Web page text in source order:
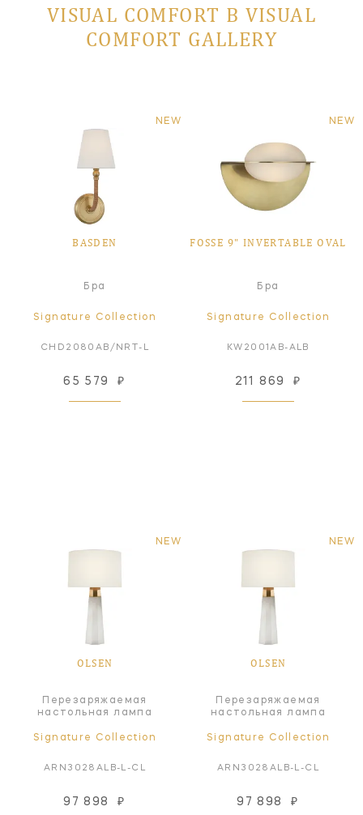
VISUAL COMFORT В VISUAL
COMFORT GALLERY
NEW
BASDEN
Бра
Signature Collection
CHD2080AB/NRT-L
65 579 ₽
NEW
FOSSE 9" INVERTABLE OVAL
Бра
Signature Collection
KW2001AB-ALB
211 869 ₽
NEW
OLSEN
Перезаряжаемая
настольная лампа
Signature Collection
ARN3028ALB-L-CL
97 898 ₽
NEW
OLSEN
Перезаряжаемая
настольная лампа
Signature Collection
ARN3028ALB-L-CL
97 898 ₽